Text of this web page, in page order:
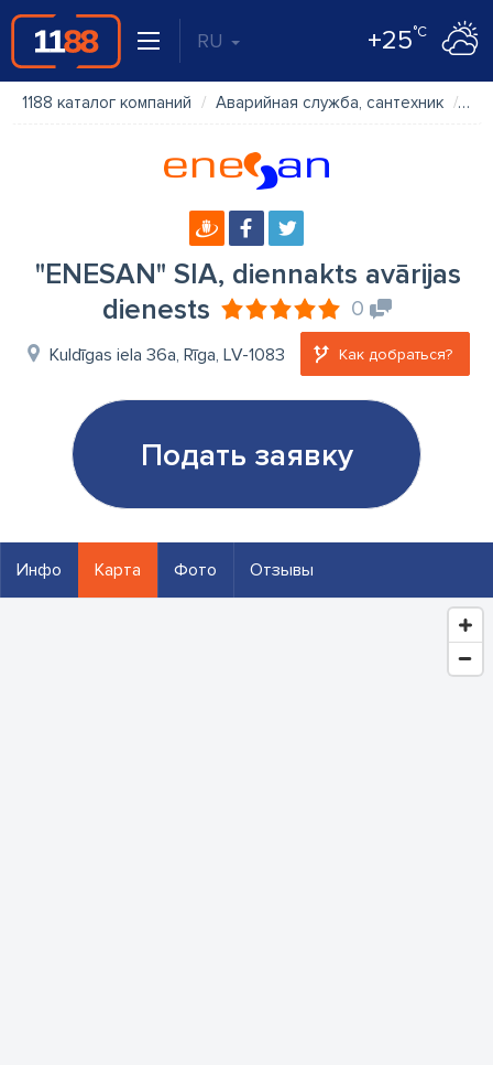
RU +25°C
1188 каталог компаний Аварийная служба, сантехник
"ENESAN" SIA, diennakts avārijas
dienests
0
Kuldīgas iela 36a, Rīga, LV-1083 Как добраться?
Подать заявку
Инфо Карта Фото Отзывы